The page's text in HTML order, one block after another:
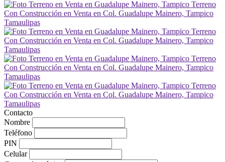
Contacto
Nombre
Teléfono
PIN
Celular